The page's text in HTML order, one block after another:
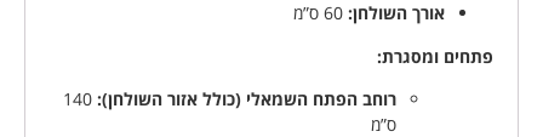
אורך השולחן:
פתחים ומסגרת:
רוחב הפתח השמאלי (כולל אזור השולחן): 140
ס”מ